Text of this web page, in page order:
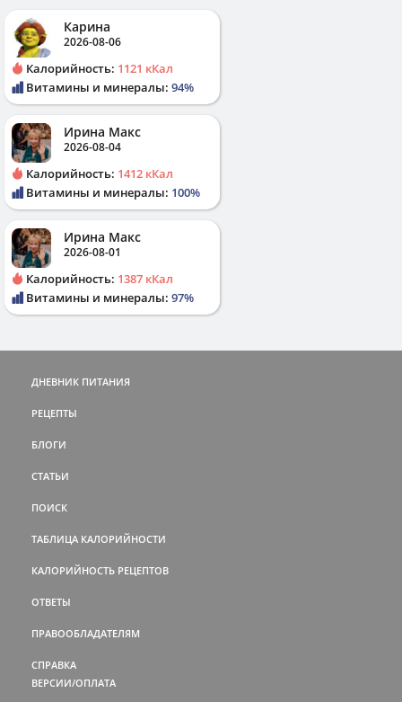
Карина
2026-08-06
Калорийность: 1121 кКал
Витамины и минералы: 94%
Ирина Макс
2026-08-04
Калорийность: 1412 кКал
Витамины и минералы: 100%
Ирина Макс
2026-08-01
Калорийность: 1387 кКал
Витамины и минералы: 97%
ДНЕВНИК ПИТАНИЯ
РЕЦЕПТЫ
БЛОГИ
СТАТЬИ
ПОИСК
ТАБЛИЦА КАЛОРИЙНОСТИ
КАЛОРИЙНОСТЬ РЕЦЕПТОВ
ОТВЕТЫ
ПРАВООБЛАДАТЕЛЯМ
СПРАВКА
ВЕРСИИ/ОПЛАТА